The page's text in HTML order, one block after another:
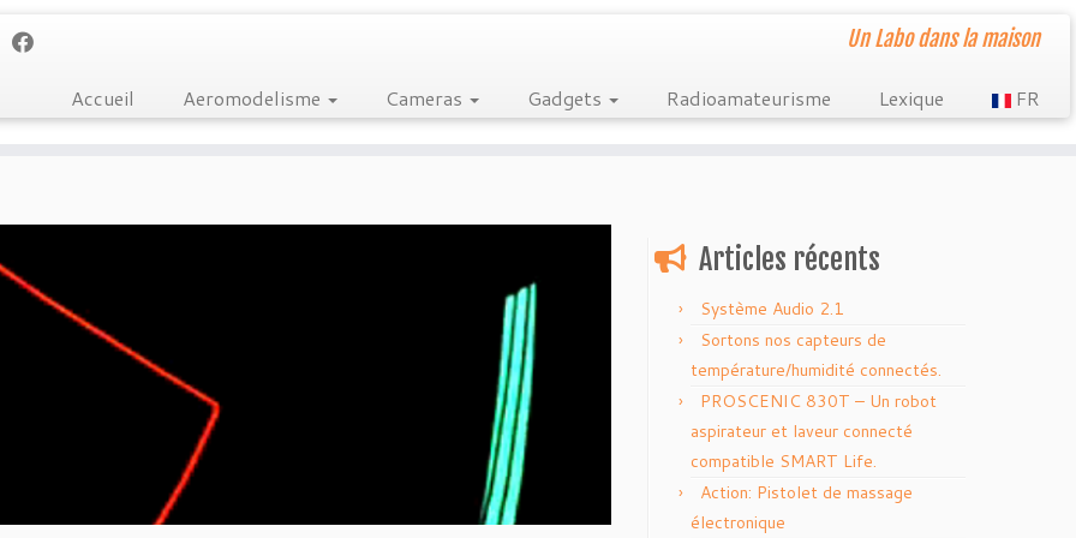
Un Labo dans la maison
Accueil Aeromodelisme Cameras Gadgets Radioamateurisme Lexique FR
Articles récents
Système Audio 2.1
Sortons nos capteurs de
température/humidité connectés.
PROSCENIC 830T – Un robot
aspirateur et laveur connecté
compatible SMART Life.
Action: Pistolet de massage
électronique